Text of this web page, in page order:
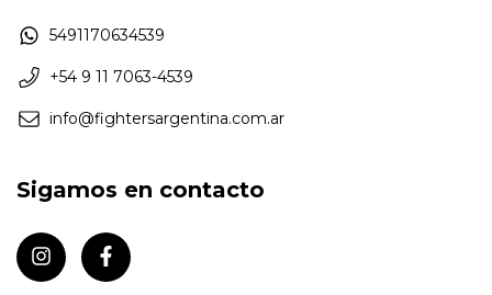
5491170634539
+54 9 11 7063-4539
info@fightersargentina.com.ar
Sigamos en contacto